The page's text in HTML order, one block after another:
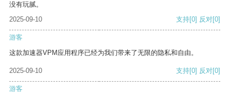
没有玩腻。
2025-09-10
支持[0] 反对[0]
游客
这款加速器VPM应用程序已经为我们带来了无限的隐私和自由。
2025-09-10 支持[0] 反对[0]
游客